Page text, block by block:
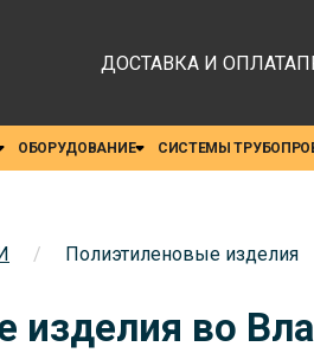
ДОСТАВКА И ОПЛАТА
ОБОРУДОВАНИЕ СИСТЕМЫ
/ Полиэтиленовые изделия
изделия во